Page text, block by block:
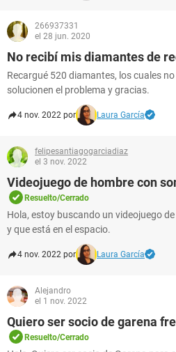
266937331
el 28 jun. 2020
No recibí mis diamantes de
Recargué 520 diamantes, los cuales
solucionen el problema y gracias.
4 nov. 2022 por Laura García
felipesantiagogarciadiaz
el 3 nov. 2022
Videojuego de hombre con
Resuelto/Cerrado
Hola, estoy buscando un videojuego
y que está en el espacio.
4 nov. 2022 por Laura García
Alejandro
el 1 nov. 2022
Quiero ser socio de garena
Resuelto/Cerrado